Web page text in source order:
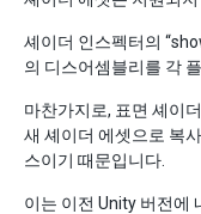
셰이더 인스펙터의
의 디스어셈블리를 각
마찬가지로, 표면 셰이
새 셰이더 에셋으로 복
스이기 때문입니다.
이는 이전 Unity 버전에